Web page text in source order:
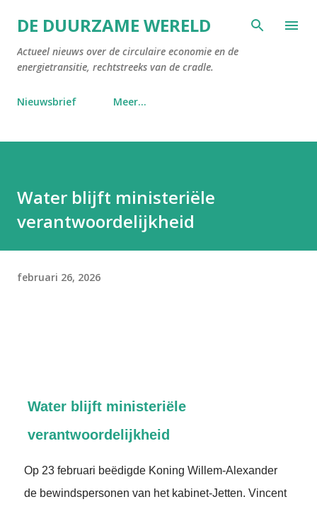
Doorgaan naar hoofdcontent
DE DUURZAME WERELD
Actueel nieuws over de circulaire economie en de
energietransitie, rechtstreeks van de cradle.
Nieuwsbrief Meer…
Water blijft ministeriële
verantwoordelijkheid
februari 26, 2026
Water blijft ministeriële
verantwoordelijkheid
Op 23 februari beëdigde Koning Willem-Alexander
de bewindspersonen van het kabinet‑Jetten. Vincent